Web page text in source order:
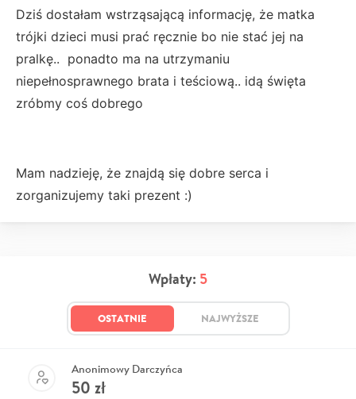
Dziś dostałam wstrząsającą informację, że matka
trójki dzieci musi prać ręcznie bo nie stać jej na
pralkę.. ponadto ma na utrzymaniu
niepełnosprawnego brata i teściową.. idą święta
zróbmy coś dobrego
Mam nadzieję, że znajdą się dobre serca i
zorganizujemy taki prezent :)
Wpłaty: 5
OSTATNIE NAJWYŻSZE
Anonimowy Darczyńca
50 zł